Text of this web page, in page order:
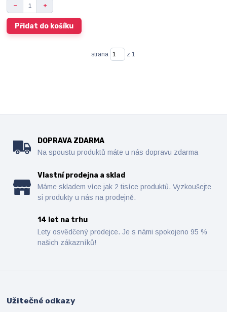
Přidat do košíku
strana z 1
DOPRAVA ZDARMA
Na spoustu produktů máte u nás dopravu zdarma
Vlastní prodejna a sklad
Máme skladem více jak 2 tisíce produktů. Vyzkoušejte
si produkty u nás na prodejně.
14 let na trhu
Lety osvědčený prodejce. Je s námi spokojeno 95 %
našich zákazníků!
Užitečné odkazy